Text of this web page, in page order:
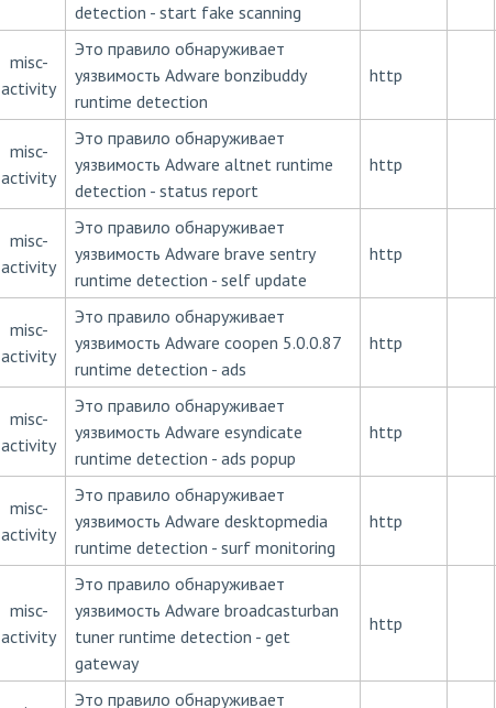
detection - start fake scanning
misc-
activity
Это правило обнаруживает
уязвимость Adware bonzibuddy
runtime detection
http
misc-
activity
Это правило обнаруживает
уязвимость Adware altnet runtime
detection - status report
http
misc-
activity
Это правило обнаруживает
уязвимость Adware brave sentry
runtime detection - self update
http
misc-
activity
Это правило обнаруживает
уязвимость Adware coopen 5.0.0.87
runtime detection - ads
http
misc-
activity
Это правило обнаруживает
уязвимость Adware esyndicate
runtime detection - ads popup
http
misc-
activity
Это правило обнаруживает
уязвимость Adware desktopmedia
runtime detection - surf monitoring
http
misc-
activity
Это правило обнаруживает
уязвимость Adware broadcasturban
tuner runtime detection - get
gateway
http
Это правило обнаруживает